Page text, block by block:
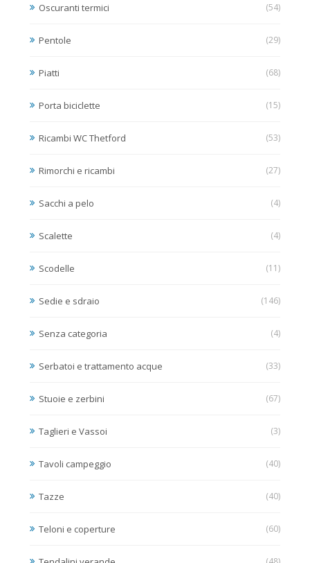
Oscuranti termici (54)
Pentole (29)
Piatti (68)
Porta biciclette (15)
Ricambi WC Thetford (53)
Rimorchi e ricambi (27)
Sacchi a pelo (4)
Scalette (4)
Scodelle (11)
Sedie e sdraio (146)
Senza categoria (4)
Serbatoi e trattamento acque (33)
Stuoie e zerbini (67)
Taglieri e Vassoi (3)
Tavoli campeggio (40)
Tazze (40)
Teloni e coperture (60)